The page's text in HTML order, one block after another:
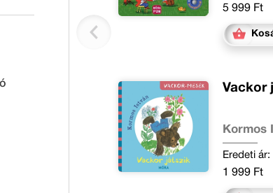
5 999 Ft
Vackor
Kormos
Eredeti ár:
1 999 Ft